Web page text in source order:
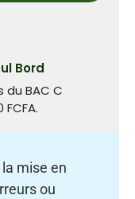
Bord
BAC C
mise en
ou